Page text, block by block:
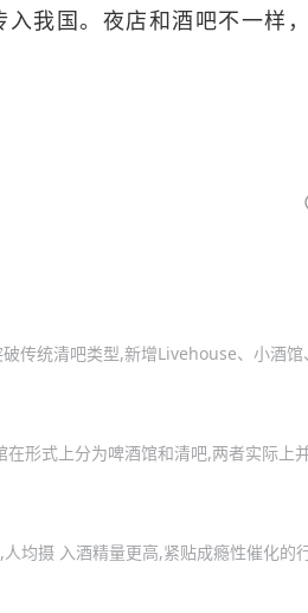
我国。夜店和酒吧不一样
传统清吧类型,新增Livehouse、小酒馆
形式上分为啤酒馆和清吧,两者实际上
均摄 入酒精量更高,紧贴成瘾性催化的